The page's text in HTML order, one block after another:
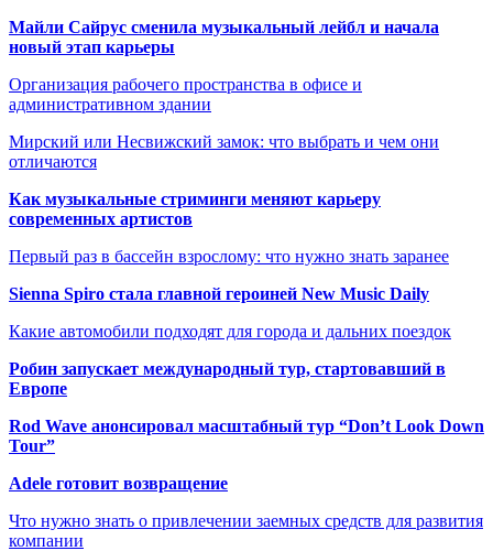
Майли Сайрус сменила музыкальный лейбл и начала
новый этап карьеры
Организация рабочего пространства в офисе и
административном здании
Мирский или Несвижский замок: что выбрать и чем они
отличаются
Как музыкальные стриминги меняют карьеру
современных артистов
Первый раз в бассейн взрослому: что нужно знать заранее
Sienna Spiro стала главной героиней New Music Daily
Какие автомобили подходят для города и дальних поездок
Робин запускает международный тур, стартовавший в
Европе
Rod Wave анонсировал масштабный тур “Don’t Look Down
Tour”
Adele готовит возвращение
Что нужно знать о привлечении заемных средств для развития
компании